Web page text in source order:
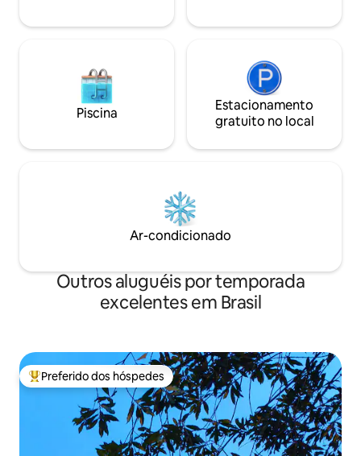
Piscina
Estacionamento
gratuito no local
Ar-condicionado
Outros aluguéis por temporada
excelentes em Brasil
Entre os melhores preferidos dos hóspedes
Preferido dos hóspedes